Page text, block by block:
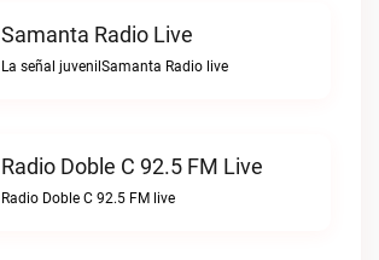
Samanta Radio Live
La señal juvenilSamanta Radio live
Radio Doble C 92.5 FM Live
Radio Doble C 92.5 FM live